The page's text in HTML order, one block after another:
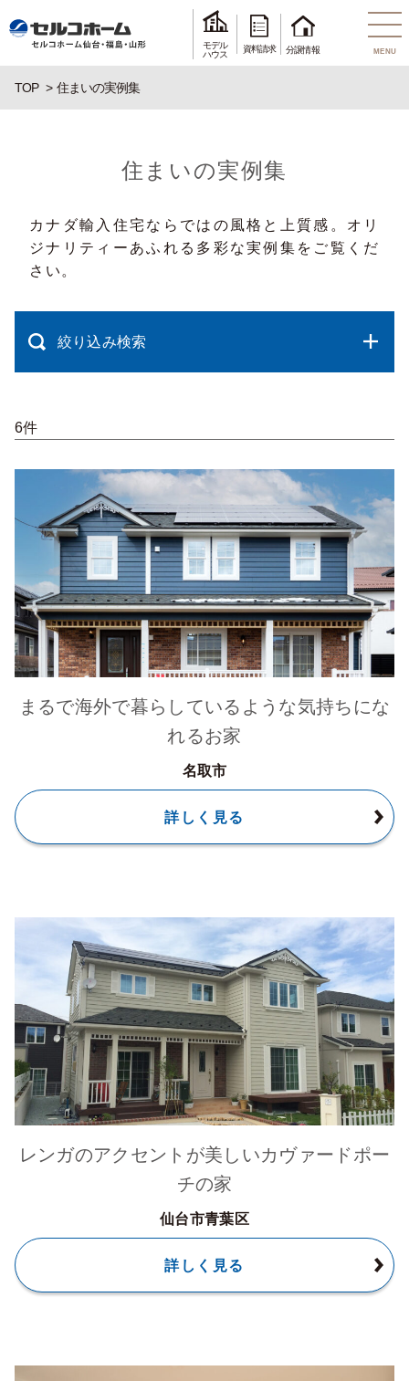
モデル
ハウス
資料請求 分譲情報 MENU
TOP 住まいの実例集
住まいの実例集
カナダ輸入住宅ならではの風格と上質感。オリ
ジナリティーあふれる多彩な実例集をご覧くだ
さい。
絞り込み検索
6件
まるで海外で暮らしているような気持ちにな
れるお家
名取市
詳しく見る
レンガのアクセントが美しいカヴァードポー
チの家
仙台市青葉区
詳しく見る